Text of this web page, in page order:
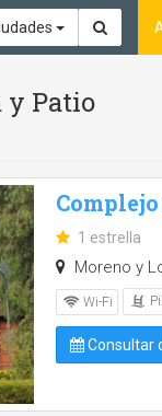
y Patio
1 estrella
Moreno y
Wi-Fi
Consultar